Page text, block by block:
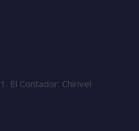
El Contador. Chirivel